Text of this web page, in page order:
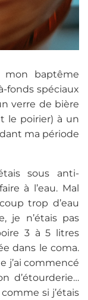
mon baptême
fonds spéciaux
verre de bière
le poirier) à un
ma période
sous anti-
à l’eau. Mal
trop d’eau
je n’étais pas
3 à 5 litres
dans le coma.
j’ai commencé
d’étourderie…
si j’étais